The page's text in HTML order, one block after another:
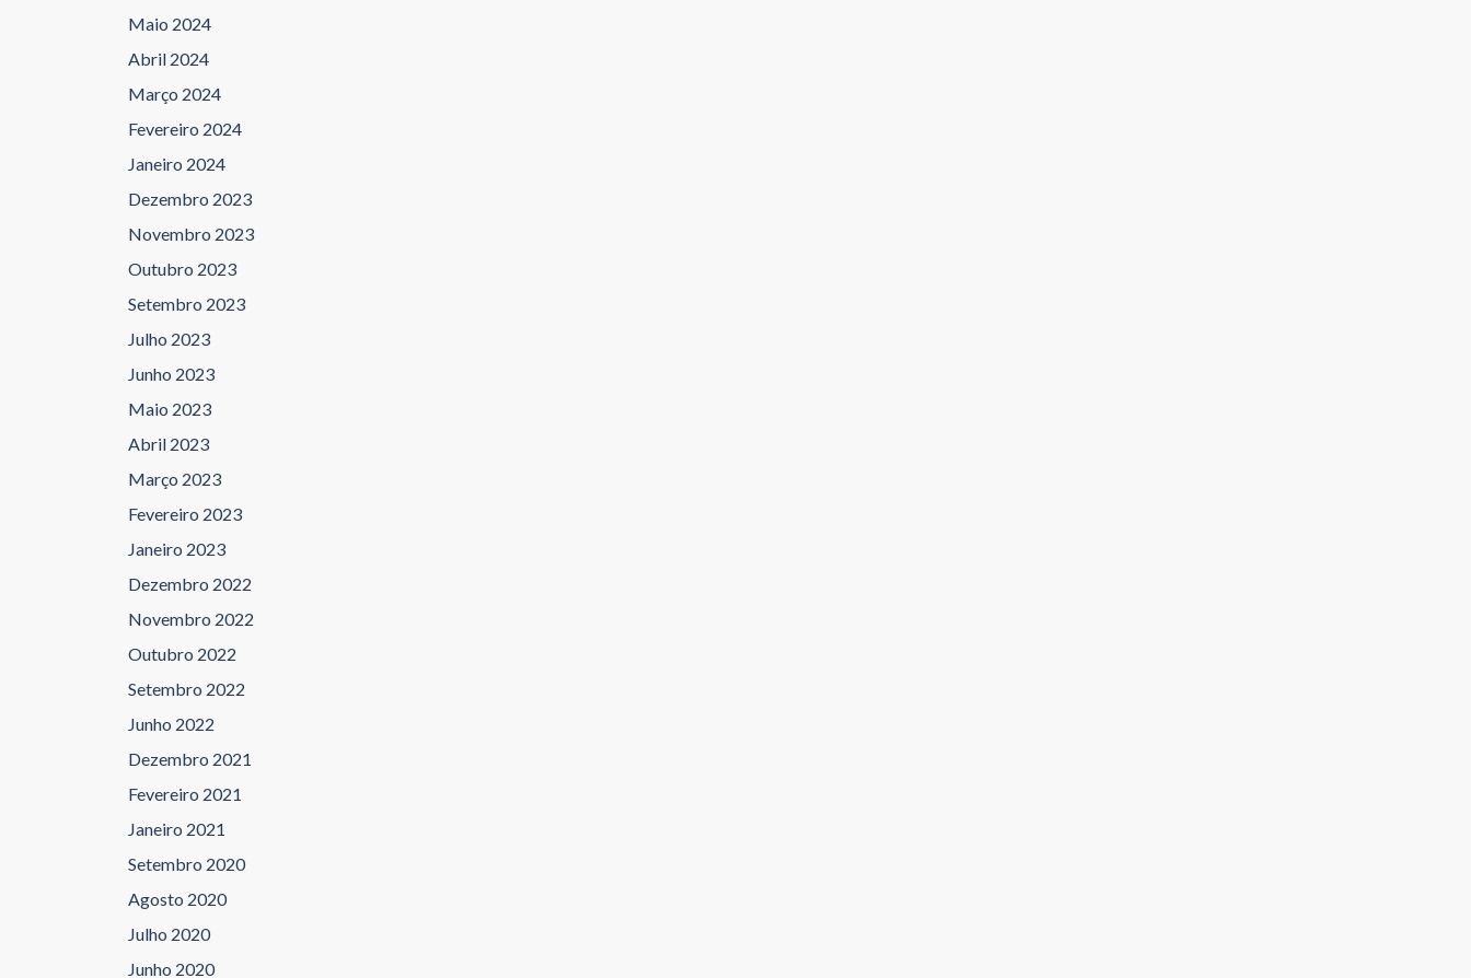
Maio 2024
Abril 2024
Março 2024
Fevereiro 2024
Janeiro 2024
Dezembro 2023
Novembro 2023
Outubro 2023
Setembro 2023
Julho 2023
Junho 2023
Maio 2023
Abril 2023
Março 2023
Fevereiro 2023
Janeiro 2023
Dezembro 2022
Novembro 2022
Outubro 2022
Setembro 2022
Junho 2022
Dezembro 2021
Fevereiro 2021
Janeiro 2021
Setembro 2020
Agosto 2020
Julho 2020
Junho 2020